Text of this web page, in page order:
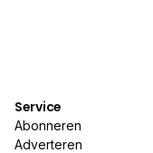
Service
Abonneren
Adverteren